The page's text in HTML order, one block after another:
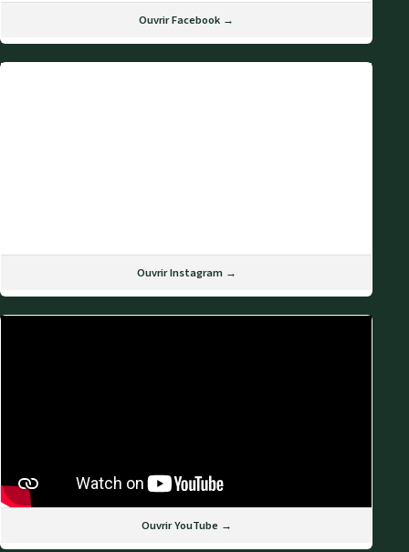
Ouvrir Facebook →
Ouvrir Instagram →
Ouvrir YouTube →